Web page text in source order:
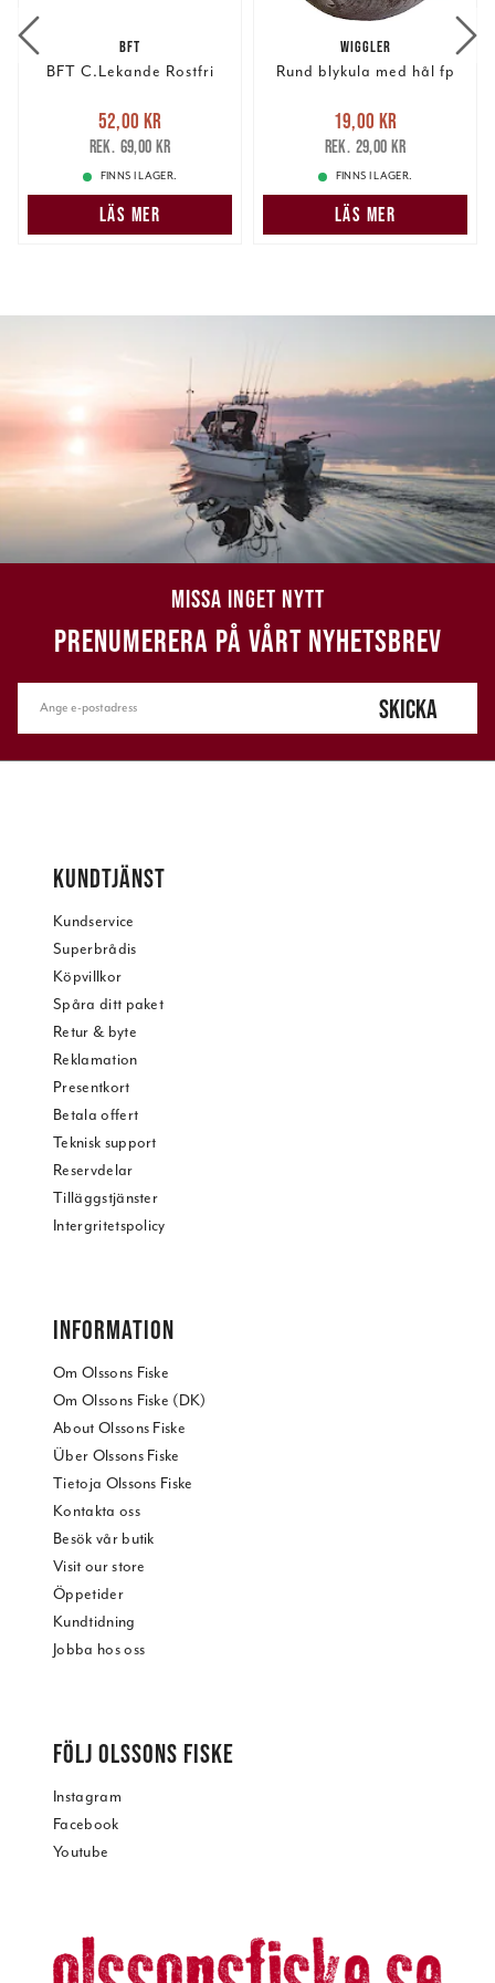
BFT
BFT C.Lekande Rostfri
Nuvarande pris
52,00 krTidigare pris
69,00 kr
52,00 kr
69,00 kr
FINNS I LAGER.
LÄS MER
WIGGLER
Rund blykula med hål fp
Nuvarande pris
19,00 krTidigare pris
29,00 kr
19,00 kr
29,00 kr
FINNS I LAGER.
LÄS MER
MISSA INGET NYTT
PRENUMERERA PÅ VÅRT NYHETSBREV
SKICKA
KUNDTJÄNST
Kundservice
Superbrådis
Köpvillkor
Spåra ditt paket
Retur & byte
Reklamation
Presentkort
Betala offert
Teknisk support
Reservdelar
Tilläggstjänster
Intergritetspolicy
INFORMATION
Om Olssons Fiske
Om Olssons Fiske (DK)
About Olssons Fiske
Über Olssons Fiske
Tietoja Olssons Fiske
Kontakta oss
Besök vår butik
Visit our store
Öppetider
Kundtidning
Jobba hos oss
FÖLJ OLSSONS FISKE
Instagram
Facebook
Youtube